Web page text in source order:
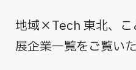
地域×Tech 東北、
展企業一覧をご覧いた